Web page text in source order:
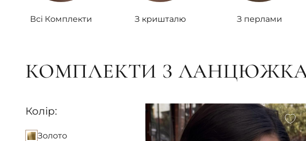
Всі Комплекти З кришталю З перлами
КОМПЛЕКТИ З
Колір:
Золото